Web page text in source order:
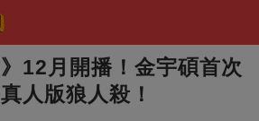
12月開播！金宇碩首次
人版狼人殺！